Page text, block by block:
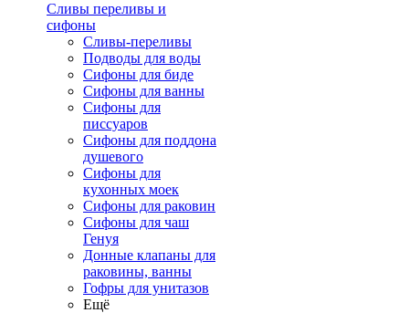
Сливы переливы и
сифоны
Сливы-переливы
Подводы для воды
Сифоны для биде
Сифоны для ванны
Сифоны для
писсуаров
Сифоны для поддона
душевого
Сифоны для
кухонных моек
Сифоны для раковин
Сифоны для чаш
Генуя
Донные клапаны для
раковины, ванны
Гофры для унитазов
Ещё